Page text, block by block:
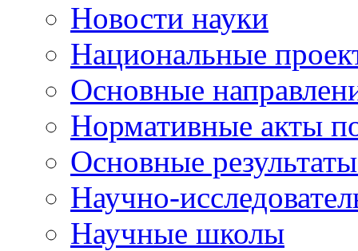
Новости науки
Национальные
Основные
Нормативные акты
Основные
Научно-
Научные школы